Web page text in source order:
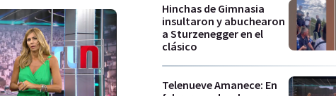
Hinchas de Gimnasia
insultaron y abuchearon
a Sturzenegger en el
clásico
Telenueve Amanece: En